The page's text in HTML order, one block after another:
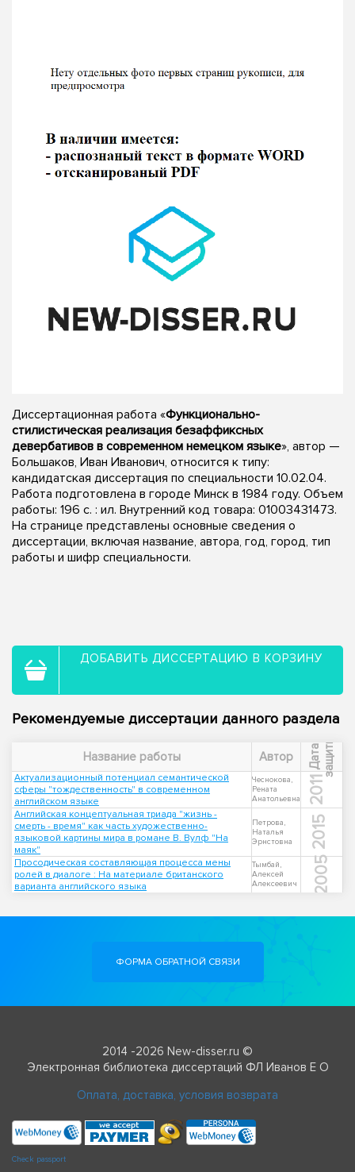
Диссертационная работа «Функционально-
стилистическая реализация безаффиксных
девербативов в современном немецком языке», автор —
Большаков, Иван Иванович, относится к типу:
кандидатская диссертация по специальности 10.02.04.
Работа подготовлена в городе Минск в 1984 году. Объем
работы: 196 c. : ил. Внутренний код товара: 01003431473.
На странице представлены основные сведения о
диссертации, включая название, автора, год, город, тип
работы и шифр специальности.
ДОБАВИТЬ ДИССЕРТАЦИЮ В КОРЗИНУ
Рекомендуемые диссертации данного раздела
Название работы Автор Д
а
т
а
з
а
щ
и
т ы
Актуализационный потенциал семантической
сферы "тождественность" в современном
английском языке
Чеснокова,
Рената
Анатольевна
2011
Английская концептуальная триада "жизнь -
смерть - время" как часть художественно-
языковой картины мира в романе В. Вулф "На
маяк"
Петрова,
Наталья
Эрнстовна
2015
Просодическая составляющая процесса мены
ролей в диалоге : На материале британского
варианта английского языка
Тымбай,
Алексей
Алексеевич
2005
ФОРМА ОБРАТНОЙ СВЯЗИ
2014 -2026 New-disser.ru ©
Электронная библиотека диссертаций ФЛ Иванов Е О
Оплата, доставка, условия возврата
Check passport